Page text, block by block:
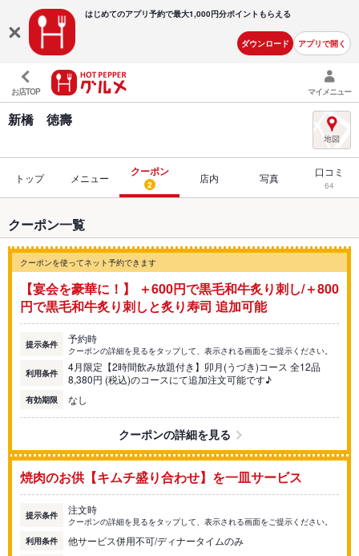
はじめてのアプリ予約で最大1,000円分ポイントもらえる
ダウンロード アプリで開く
お店TOP マイメニュー
新橋 徳壽
トップ メニュー クーポン
2 店内 写真 口コミ
64
クーポン一覧
クーポンを使ってネット予約できます
【宴会を豪華に！】 ＋600円で黒毛和牛炙り刺し/＋800
円で黒毛和牛炙り刺しと炙り寿司 追加可能
提示条件 予約時
クーポンの詳細を見るをタップして、表示される画面をご提示ください。
利用条件
4月限定【2時間飲み放題付き】卯月(うづき)コース 全12品
8,380円 (税込)のコースにて追加注文可能です♪
有効期限 なし
クーポンの詳細を見る
焼肉のお供【キムチ盛り合わせ】を一皿サービス
提示条件 注文時
クーポンの詳細を見るをタップして、表示される画面をご提示ください。
利用条件
他サービス併用不可/ディナータイムのみ